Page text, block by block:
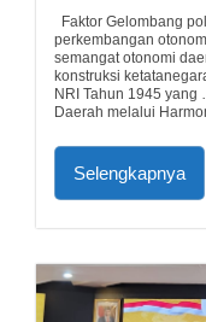
Faktor Gelombang
perkembangan
semangat otonomi
konstruksi
NRI Tahun 1945
Daerah melalui
Selengkapnya